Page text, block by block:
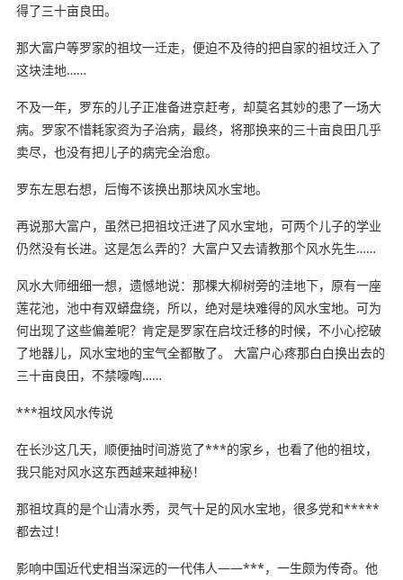
得了三十亩良田。
那大富户等罗家的祖坟一迁走，便迫不及待的把自家的祖坟迁入了
这块洼地……
不及一年，罗东的儿子正准备进京赶考，却莫名其妙的患了一场大
病。罗家不惜耗家资为子治病，最终，将那换来的三十亩良田几乎
卖尽，也没有把儿子的病完全治愈。
罗东左思右想，后悔不该换出那块风水宝地。
再说那大富户，虽然已把祖坟迁进了风水宝地，可两个儿子的学业
仍然没有长进。这是怎么弄的？大富户又去请教那个风水先生……
风水大师细细一想，遗憾地说：那棵大柳树旁的洼地下，原有一座
莲花池，池中有双蟒盘绕，所以，绝对是块难得的风水宝地。可为
何出现了这些偏差呢？肯定是罗家在启坟迁移的时候，不小心挖破
了地器儿，风水宝地的宝气全都散了。 大富户心疼那白白换出去的
三十亩良田，不禁嚎啕……
***祖坟风水传说
在长沙这几天，顺便抽时间游览了***的家乡，也看了他的祖坟，
我只能对风水这东西越来越神秘！
那祖坟真的是个山清水秀，灵气十足的风水宝地，很多党和*****
都去过！
影响中国近代史相当深远的一代伟人——***，一生颇为传奇。他